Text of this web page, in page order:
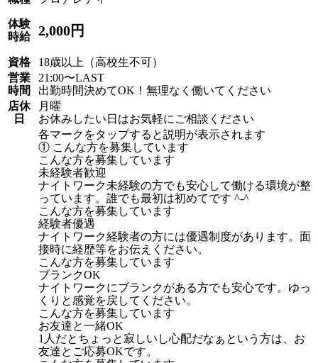
体験
時給
2,000円
資格
18歳以上（高校生不可）
営業
時間
21:00〜LAST
出勤時間決めてOK！無理なく働いてください
店休
日
月曜
お休みしたい日はお気軽にご相談ください
各マークをタップすると説明が表示されます
① こんな方を募集しています
こんな方を募集しています
未経験者歓迎
ナイトワーク未経験の方でも安心して働ける環境が整
っています。誰でも最初は初めてです ^-^
こんな方を募集しています
経験者優遇
ナイトワーク経験者の方には優遇制度があります。面
接時に経歴等をお伝えください。
こんな方を募集しています
ブランクOK
ナイトワークにブランクがある方でも安心です。ゆっ
くりと感覚を戻してください。
こんな方を募集しています
お友達と一緒OK
1人だとちょっと寂しいし心配だなぁという方は、お
友達とご応募OKです。